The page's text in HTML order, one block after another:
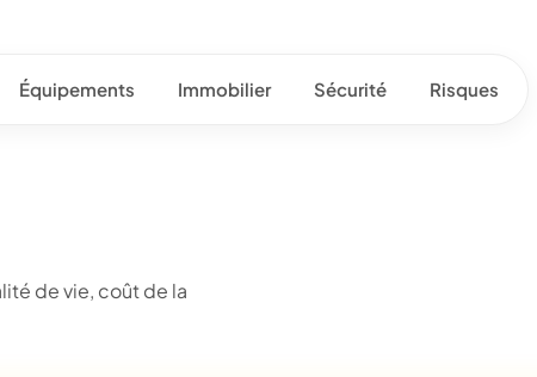
Équipements Immobilier Sécurité Risques
de vie, coût de la